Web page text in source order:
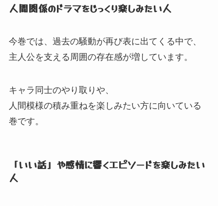
人間関係のドラマをじっくり楽しみたい人
今巻では、 過去の騒動が再び表に出てくる中で、
主人公を支える周囲の存在感が増しています。
キャラ同士のやり取りや、
人間模様の積み重ねを楽しみたい方に向いている
巻です。
「いい話」 や感情に響くエピソードを楽しみたい
人